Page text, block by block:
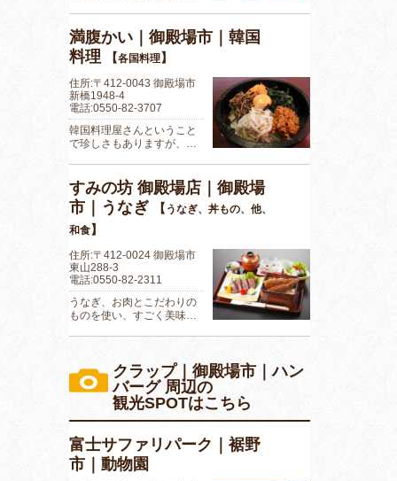
満腹かい｜御殿場市｜韓国
料理
【各国料理】
住所:〒412-0043 御殿場市
新橋1948-4
電話:0550-82-3707
韓国料理屋さんということ
で珍しさもありますが、…
すみの坊 御殿場店｜御殿場
市｜うなぎ
【 うなぎ、丼もの、他、
和食】
住所:〒412-0024 御殿場市
東山288-3
電話:0550-82-2311
うなぎ、お肉とこだわりの
ものを使い、すごく美味…
クラップ｜御殿場市｜ハン
バーグ 周辺の
観光SPOTはこちら
富士サファリパーク｜裾野
市｜動物園